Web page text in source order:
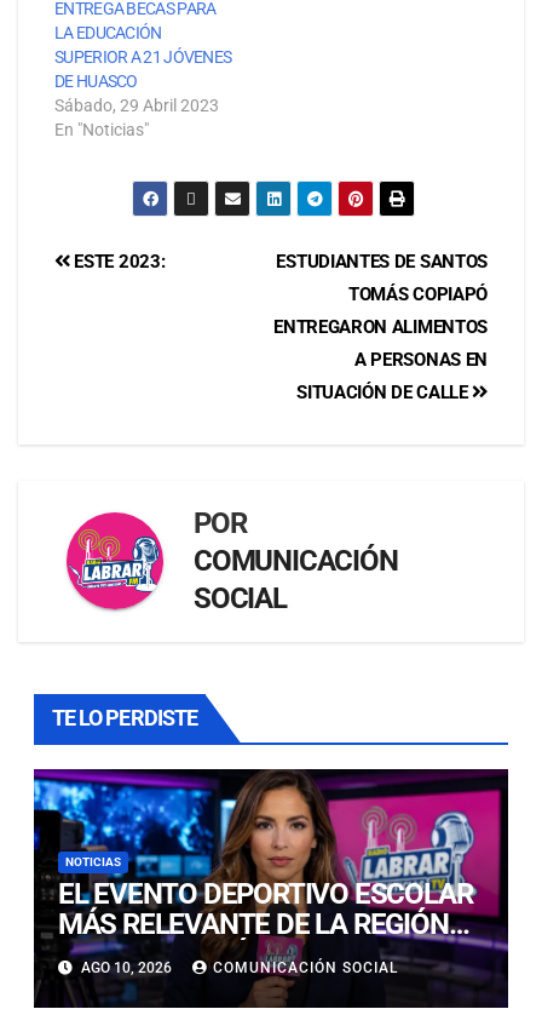
ENTREGA BECAS PARA
LA EDUCACIÓN
SUPERIOR A 21 JÓVENES
DE HUASCO
Sábado, 29 Abril 2023
En "Noticias"
ESTUDIANTES DE SANTOS
TOMÁS COPIAPÓ
ENTREGARON ALIMENTOS
A PERSONAS EN
SITUACIÓN DE CALLE
ESTE 2023:
POR
COMUNICACIÓN
SOCIAL
TE LO PERDISTE
NOTICIAS
EL EVENTO DEPORTIVO ESCOLAR
MÁS RELEVANTE DE LA REGIÓN
CONVOCA A JÓVENES PROMESAS
DEL DEPORTE CIENCIA EN EL
AGO 10, 2026 COMUNICACIÓN SOCIAL